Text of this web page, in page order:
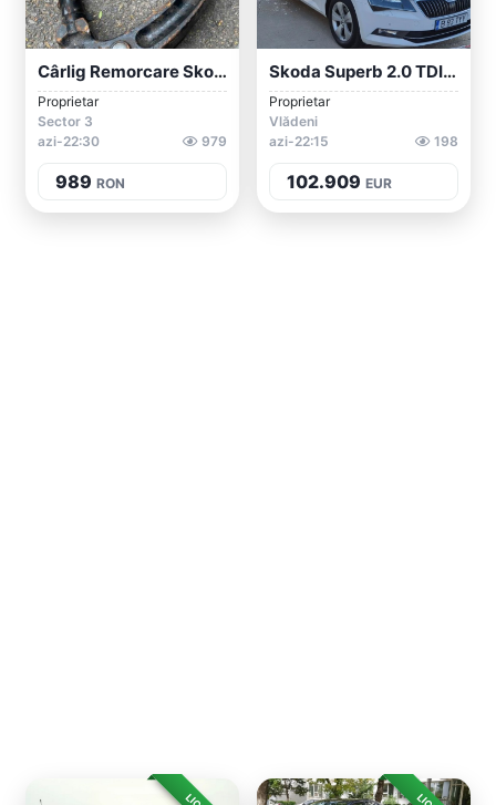
Cârlig Remorcare Skoda Superb
Proprietar
Sector 3
azi-22:30
979
989 RON
Skoda Superb 2.0 TDI 4x4
Proprietar
Vlădeni
azi-22:15
198
102.909 EUR